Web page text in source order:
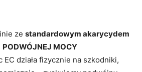
ze standardowym akarycydem
PODWÓJNEJ MOCY
EC działa fizycznie na szkodniki,